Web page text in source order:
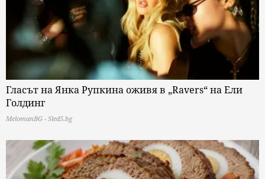
Гласът на Янка Рупкина оживя в „Ravers“ на Ели
Голдинг
MelomanBG - Sled5.bg